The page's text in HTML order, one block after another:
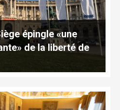
épingle «une
de la liberté de